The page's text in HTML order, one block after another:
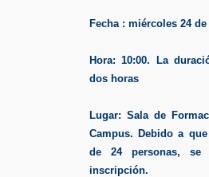
Fecha : miércoles 24
Hora: 10:00. La
dos horas
Lugar: Sala de
Campus. Debido a
de 24 personas, se
inscripción.